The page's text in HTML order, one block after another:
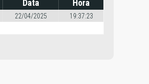
Data Hora
22/04/2025 19:37:23